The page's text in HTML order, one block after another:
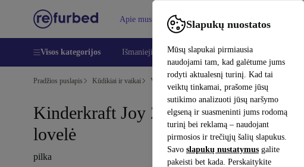
Slapukų nuostatos
Mūsų slapukai pirmiausia
naudojami tam, kad galėtume jums
rodyti aktualesnį turinį. Kad tai
veiktų tinkamai, prašome jūsų
sutikimo analizuoti jūsų naršymo
elgseną ir suasmeninti jums rodomą
turinį bei reklamą – naudojant
pirmosios ir trečiųjų šalių slapukus.
Savo slapukų nustatymus galite
pakeisti bet kada. Perskaitykite
Apie mus Pagalba
Visos kategorijos Išmanieji telefonai Nešiojamieji kompiuteriai
Pradžios puslapis Kūdikiai ir vaikai Vaikų lovelės
Kinderkraft Joy 2 kelioninė
lovelė
pilka